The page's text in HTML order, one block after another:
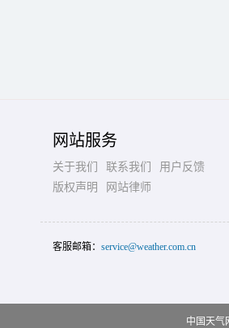
网站服务
关于我们 联系我们
用户反馈
版权声明
网站律师
客服邮箱： service@weather.com.cn
中国天